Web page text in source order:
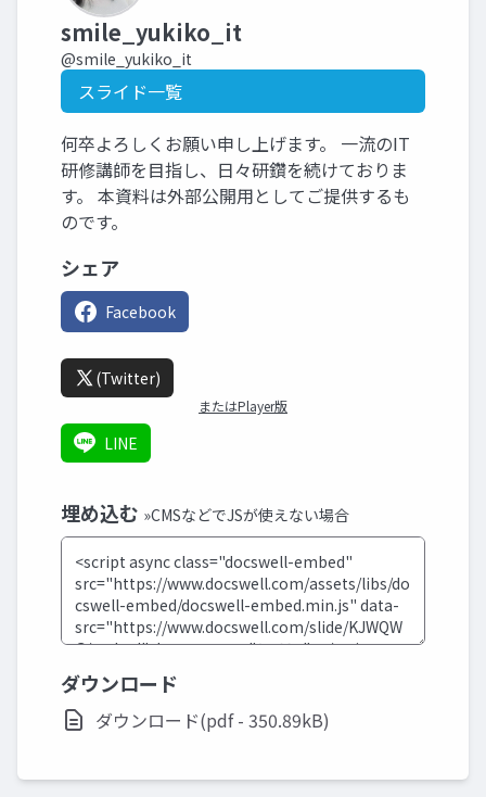
smile_yukiko_it
@smile_yukiko_it
スライド一覧
何卒よろしくお願い申し上げます。 一流のIT
研修講師を目指し、日々研鑽を続けておりま
す。 本資料は外部公開用としてご提供するも
のです。
シェア
Facebook
(Twitter)
またはPlayer版
LINE
埋め込む »CMSなどでJSが使えない場合
ダウンロード
ダウンロード(pdf - 350.89kB)